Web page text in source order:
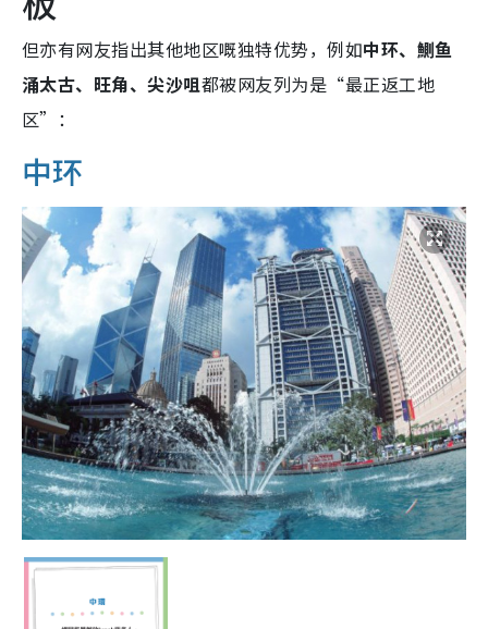
但亦有网友指出其他地区嘅独特优势，例如中环、鰂鱼
涌太古、旺角、尖沙咀都被网友列为是“最正返工地
区”：
中环